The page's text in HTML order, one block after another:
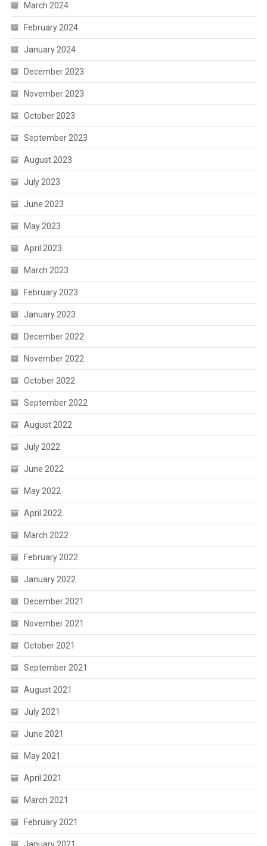
March 2024
February 2024
January 2024
December 2023
November 2023
October 2023
September 2023
August 2023
July 2023
June 2023
May 2023
April 2023
March 2023
February 2023
January 2023
December 2022
November 2022
October 2022
September 2022
August 2022
July 2022
June 2022
May 2022
April 2022
March 2022
February 2022
January 2022
December 2021
November 2021
October 2021
September 2021
August 2021
July 2021
June 2021
May 2021
April 2021
March 2021
February 2021